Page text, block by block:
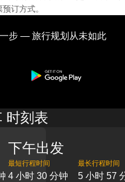
订方式。
步 — 旅行规划从未如此
时刻表
下午出发
最短行程时间
4 小时 30 分钟
最长行程时间
5 小时 57